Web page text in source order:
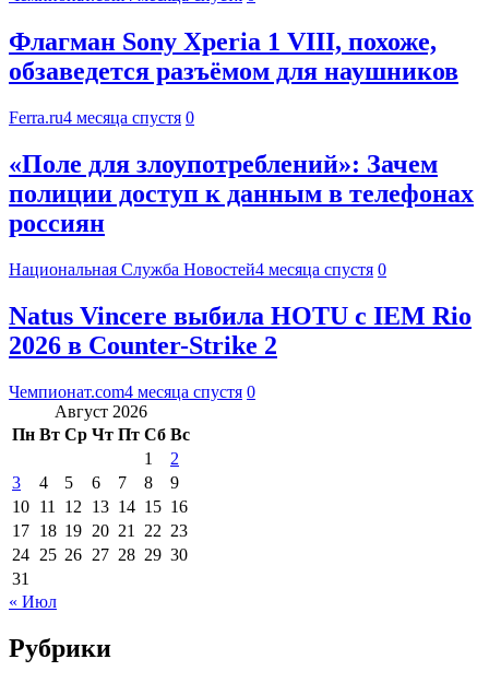
Флагман Sony Xperia 1 VIII, похоже,
обзаведется разъёмом для наушников
Ferra.ru4 месяца спустя 0
«Поле для злоупотреблений»: Зачем
полиции доступ к данным в телефонах
россиян
Национальная Служба Новостей4 месяца спустя 0
Natus Vincere выбила HOTU с IEM Rio
2026 в Counter-Strike 2
Чемпионат.com4 месяца спустя 0
Август 2026
Пн Вт Ср Чт Пт Сб Вс
1
2
3
4 5 6 7 8
9
10 11 12 13 14 15 16
17 18 19 20 21 22 23
24 25 26 27 28 29 30
31
« Июл
Рубрики